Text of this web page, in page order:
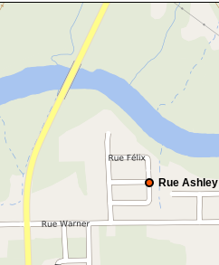
Rue Ashley